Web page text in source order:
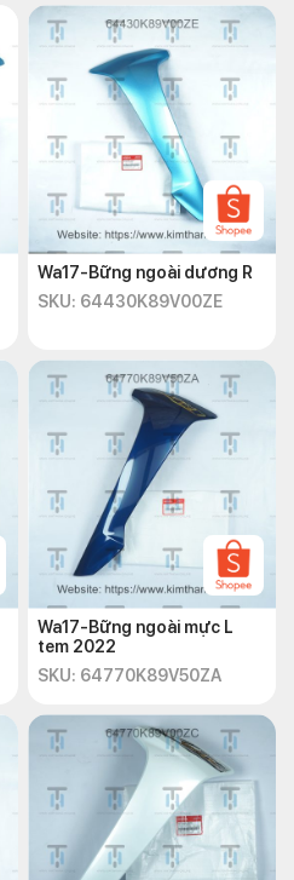
Wa17-Bững ngoài dương R
SKU: 64430K89V00ZE
Wa17-Bững ngoài mực L
tem 2022
SKU: 64770K89V50ZA